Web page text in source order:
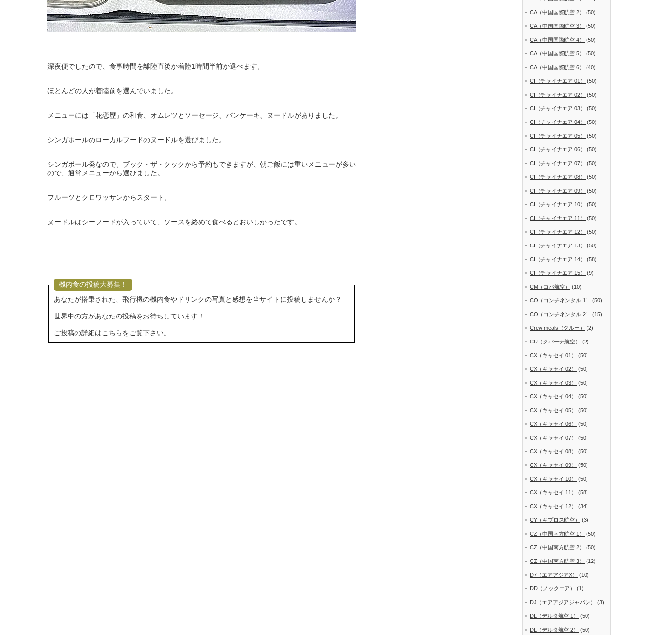
深夜便でしたので、食事時間を離陸直後か着陸1時間半前か選べます。
ほとんどの人が着陸前を選んでいました。
メニューには「花恋歴」の和食、オムレツとソーセージ、パンケーキ、ヌードルがありました。
シンガポールのローカルフードのヌードルを選びました。
シンガポール発なので、ブック・ザ・クックから予約もできますが、朝ご飯には重いメニューが多い
ので、通常メニューから選びました。
フルーツとクロワッサンからスタート。
ヌードルはシーフードが入っていて、ソースを絡めて食べるとおいしかったです。
機内食の投稿大募集！
あなたが搭乗された、飛行機の機内食やドリンクの写真と感想を当サイトに投稿しませんか？
世界中の方があなたの投稿をお待ちしています！
ご投稿の詳細はこちらをご覧下さい。
CA（中国国際航空 2） (50)
CA（中国国際航空 3） (50)
CA（中国国際航空 4） (50)
CA（中国国際航空 5） (50)
CA（中国国際航空 6） (40)
CI（チャイナエア 01） (50)
CI（チャイナエア 02） (50)
CI（チャイナエア 03） (50)
CI（チャイナエア 04） (50)
CI（チャイナエア 05） (50)
CI（チャイナエア 06） (50)
CI（チャイナエア 07） (50)
CI（チャイナエア 08） (50)
CI（チャイナエア 09） (50)
CI（チャイナエア 10） (50)
CI（チャイナエア 11） (50)
CI（チャイナエア 12） (50)
CI（チャイナエア 13） (50)
CI（チャイナエア 14） (58)
CI（チャイナエア 15） (9)
CM（コパ航空） (10)
CO（コンチネンタル 1） (50)
CO（コンチネンタル 2） (15)
Crew meals（クルー） (2)
CU（クバーナ航空） (2)
CX（キャセイ 01） (50)
CX（キャセイ 02） (50)
CX（キャセイ 03） (50)
CX（キャセイ 04） (50)
CX（キャセイ 05） (50)
CX（キャセイ 06） (50)
CX（キャセイ 07） (50)
CX（キャセイ 08） (50)
CX（キャセイ 09） (50)
CX（キャセイ 10） (50)
CX（キャセイ 11） (58)
CX（キャセイ 12） (34)
CY（キプロス航空） (3)
CZ（中国南方航空 1） (50)
CZ（中国南方航空 2） (50)
CZ（中国南方航空 3） (12)
D7（エアアジアX） (10)
DD（ノックエア） (1)
DJ（エアアジアジャパン） (3)
DL（デルタ航空 1） (50)
DL（デルタ航空 2） (50)